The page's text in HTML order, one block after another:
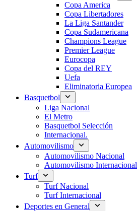
Copa America
Copa Libertadores
La Liga Santander
Copa Sudamericana
Champions League
Premier League
Eurocopa
Copa del REY
Uefa
Eliminatoria Europea
Basquetbol
Liga Nacional
El Metro
Basquetbol Selección
Internacional.
Automovilismo
Automovilismo Nacional
Automovilismo Internacional
Turf
Turf Nacional
Turf Internacional
Deportes en General